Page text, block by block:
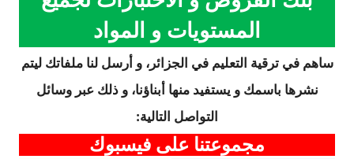
المستويات و المواد
ساهم في ترقية التعليم في الجزائر، و أرسل لنا ملفاتك ليتم
نشرها باسمك و يستفيد منها أبناؤنا، و ذلك عبر وسائل
التواصل التالية:
مجموعتنا على فيسبوك